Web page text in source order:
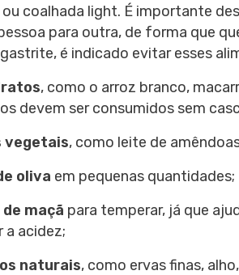
coalhada light. É importante
para outra, de forma que
é indicado evitar esses
, como o arroz branco,
devem ser consumidos sem
vegetais, como leite de
oliva em pequenas quantidades;
maçã para temperar, já que
a acidez;
naturais, como ervas finas,